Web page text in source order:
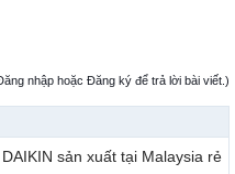
nhập hoặc Đăng ký để trả lời bài viết.)
sản xuất tại Malaysia rẻ